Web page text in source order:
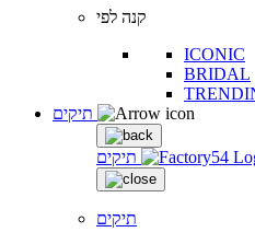
קנה לפי
ICONIC
BRIDAL
תיקים
תיקים